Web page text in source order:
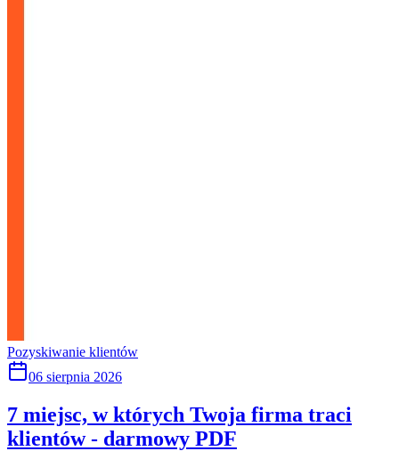
Pozyskiwanie klientów
06 sierpnia 2026
7 miejsc, w których Twoja firma traci
klientów - darmowy PDF